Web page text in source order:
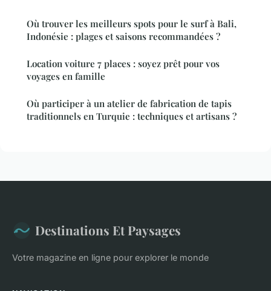
Où trouver les meilleurs spots pour le surf à Bali,
Indonésie : plages et saisons recommandées ?
Location voiture 7 places : soyez prêt pour vos
voyages en famille
Où participer à un atelier de fabrication de tapis
traditionnels en Turquie : techniques et artisans ?
Destinations Et Paysages
Votre magazine en ligne pour explorer le monde